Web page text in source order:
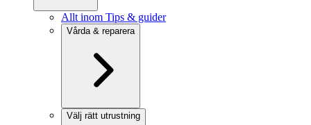
Allt inom Tips & guider
Vårda & reparera
Välj rätt utrustning